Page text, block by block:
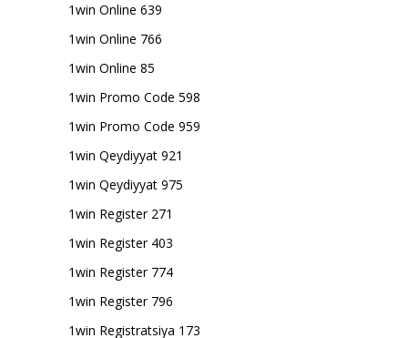
1win Online 639
1win Online 766
1win Online 85
1win Promo Code 598
1win Promo Code 959
1win Qeydiyyat 921
1win Qeydiyyat 975
1win Register 271
1win Register 403
1win Register 774
1win Register 796
1win Registratsiya 173